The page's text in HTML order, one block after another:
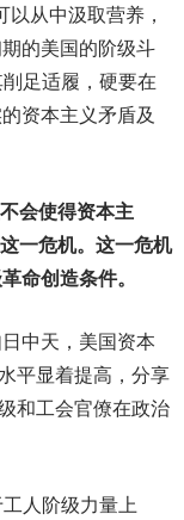
从中汲取营养，
的美国的阶级斗
足适履，硬要在
资本主义矛盾及
会使得资本主
一危机。这一危机
命创造条件。
中天，美国资本
平显着提高，分享
和工会官僚在政治
人阶级力量上